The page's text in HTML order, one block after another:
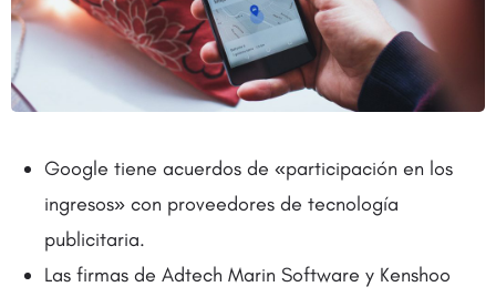
Google tiene acuerdos de «participación en los
ingresos» con proveedores de tecnología
publicitaria.
Las firmas de Adtech Marin Software y Kenshoo